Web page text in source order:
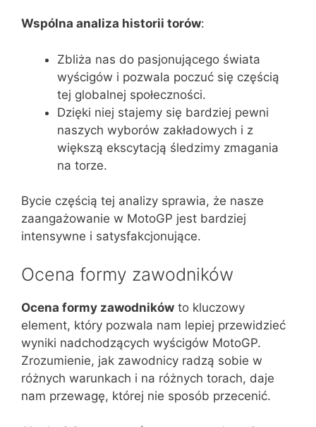
Wspólna analiza historii torów:
Zbliża nas do pasjonującego świata
wyścigów i pozwala poczuć się częścią
tej globalnej społeczności.
Dzięki niej stajemy się bardziej pewni
naszych wyborów zakładowych i z
większą ekscytacją śledzimy zmagania
na torze.
Bycie częścią tej analizy sprawia, że nasze
zaangażowanie w MotoGP jest bardziej
intensywne i satysfakcjonujące.
Ocena formy zawodników
Ocena formy zawodników to kluczowy
element, który pozwala nam lepiej przewidzieć
wyniki nadchodzących wyścigów MotoGP.
Zrozumienie, jak zawodnicy radzą sobie w
różnych warunkach i na różnych torach, daje
nam przewagę, której nie sposób przecenić.